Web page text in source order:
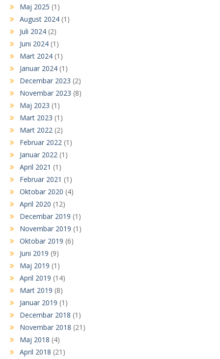
Maj 2025 (1)
August 2024 (1)
Juli 2024 (2)
Juni 2024 (1)
Mart 2024 (1)
Januar 2024 (1)
Decembar 2023 (2)
Novembar 2023 (8)
Maj 2023 (1)
Mart 2023 (1)
Mart 2022 (2)
Februar 2022 (1)
Januar 2022 (1)
April 2021 (1)
Februar 2021 (1)
Oktobar 2020 (4)
April 2020 (12)
Decembar 2019 (1)
Novembar 2019 (1)
Oktobar 2019 (6)
Juni 2019 (9)
Maj 2019 (1)
April 2019 (14)
Mart 2019 (8)
Januar 2019 (1)
Decembar 2018 (1)
Novembar 2018 (21)
Maj 2018 (4)
April 2018 (21)